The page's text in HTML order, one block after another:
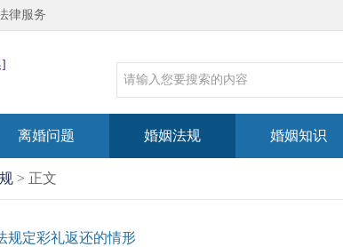
律服务
离婚问题 婚姻法规 婚姻知识
> 正文
规定彩礼返还的情形